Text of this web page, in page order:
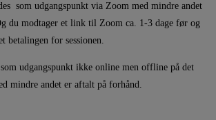
som udgangspunkt via Zoom med mindre andet
du modtager et link til Zoom ca. 1-3 dage før og
betalingen for sessionen.
udgangspunkt ikke online men offline på det
mindre andet er aftalt på forhånd.